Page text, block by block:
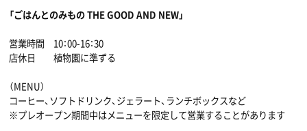
「ごはんとのみもの THE GOOD AND NEW」
営業時間 10：00-16：30
店休日 植物園に準ずる
（MENU）
コーヒー、ソフトドリンク、ジェラート、ランチボックスなど
※プレオープン期間中はメニューを限定して営業することがあります